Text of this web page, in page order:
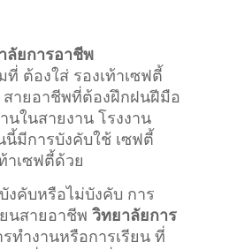
ลัยการอาชีพ
ต้องใส่ รองเท้าเซฟตี้
สายอาชีพที่ต้องฝึกฝนฝีมือ
นในสายงาน โรงงาน
มีการบังคับใช้ เซฟตี้
าเซฟตี้ด้วย
งคับหรือไม่บังคับ การ
นสายอาชีพ วิทยาลัยการ
ทำงานหรือการเรียน ที่